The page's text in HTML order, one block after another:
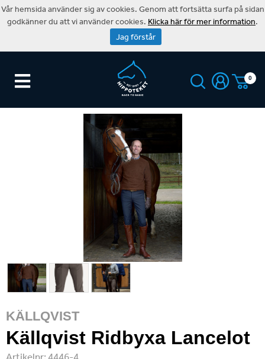
0
KÄLLQVIST
Källqvist Ridbyxa Lancelot
Artikelnr: 4446-4
Vår hemsida använder sig av cookies. Genom att fortsätta surfa på sidan
godkänner du att vi använder cookies. Klicka här för mer information.
Jag förstår